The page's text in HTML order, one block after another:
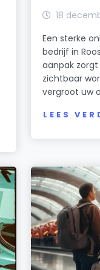
18
Een sterke
bedrijf in
aanpak
zichtbaar
vergroot uw
LEES